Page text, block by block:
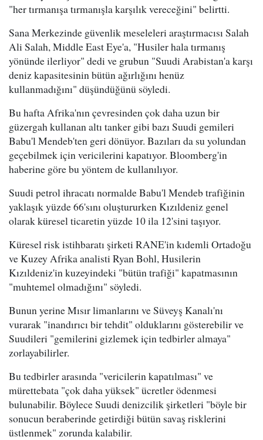
"her tırmanışa tırmanışla karşılık vereceğini" belirtti.
Sana Merkezinde güvenlik meseleleri araştırmacısı Salah
Ali Salah, Middle East Eye'a, "Husiler hala tırmanış
yönünde ilerliyor" dedi ve grubun "Suudi Arabistan'a karşı
deniz kapasitesinin bütün ağırlığını henüz
kullanmadığını" düşündüğünü söyledi.
Bu hafta Afrika'nın çevresinden çok daha uzun bir
güzergah kullanan altı tanker gibi bazı Suudi gemileri
Babu'l Mendeb'ten geri dönüyor. Bazıları da su yolundan
geçebilmek için vericilerini kapatıyor. Bloomberg'in
haberine göre bu yöntem de kullanılıyor.
Suudi petrol ihracatı normalde Babu'l Mendeb trafiğinin
yaklaşık yüzde 66'sını oluştururken Kızıldeniz genel
olarak küresel ticaretin yüzde 10 ila 12'sini taşıyor.
Küresel risk istihbaratı şirketi RANE'in kıdemli Ortadoğu
ve Kuzey Afrika analisti Ryan Bohl, Husilerin
Kızıldeniz'in kuzeyindeki "bütün trafiği" kapatmasının
"muhtemel olmadığını" söyledi.
Bunun yerine Mısır limanlarını ve Süveyş Kanalı'nı
vurarak "inandırıcı bir tehdit" olduklarını gösterebilir ve
Suudileri "gemilerini gizlemek için tedbirler almaya"
zorlayabilirler.
Bu tedbirler arasında "vericilerin kapatılması" ve
mürettebata "çok daha yüksek" ücretler ödenmesi
bulunabilir. Böylece Suudi denizcilik şirketleri "böyle bir
sonucun beraberinde getirdiği bütün savaş risklerini
üstlenmek" zorunda kalabilir.